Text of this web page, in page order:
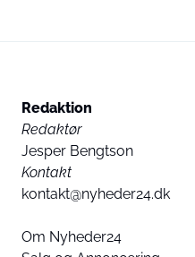
Redaktion
Redaktør
Jesper Bengtson
Kontakt
kontakt@nyheder24.dk
Om Nyheder24